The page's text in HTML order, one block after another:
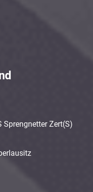
Sprengnetter Zert(S)